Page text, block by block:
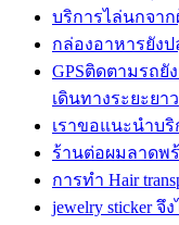
บริการไล่นกจา
กล่องอาหารยัง
GPSติดตามรถยั
เดินทางระยะยาว
เราขอแนะนำบ
ร้านต่อผมลาดพ
การทำ Hair
jewelry sticker